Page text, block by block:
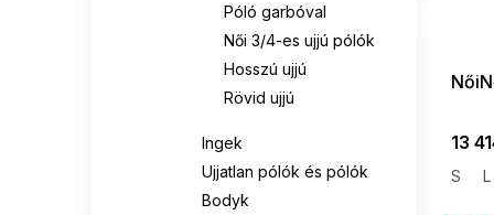
SKECHERS 1
THE NORTH FACE
UNDER ARMOUR
Póló garbóval
Női 3/4-es ujjú pólók
Hosszú ujjú
Rövid ujjú
Ingek
Ujjatlan pólók és pólók
Bodyk
13
S L